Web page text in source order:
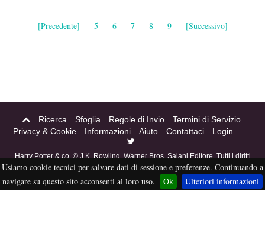
[Precedente] 5 6 7 8 9 [Successivo]
Ricerca Sfoglia Regole di Invio
Termini di Servizio
Privacy & Cookie
Informazioni Aiuto Contattaci Login
Harry Potter & co. © J.K. Rowling, Warner Bros, Salani Editore. Tutti i diritti
riservati. Acciofanfiction © 2004-2016. Questo sito non è a scopo di lucro,
tutti i materiali in esso contenuti sono stati creati per puro divertimento, e
sono proprietà dei rispettivi autori, non pubblicabili altrove senza esplicito
Usiamo cookie tecnici per salvare dati di sessione e preferenze. Continuando a
navigare su questo sito acconsenti al loro uso.
Ok Ulteriori informazioni